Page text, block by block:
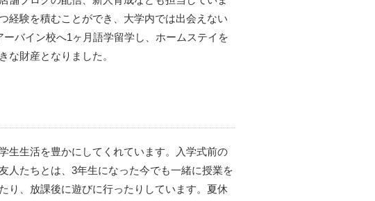
経験を積むことができ、大学内では出会えない
バイン校へ1ヶ月語学留学し、ホームステイを
な財産となりました。
生生活を豊かにしてくれています。入学式前の
人たちとは、3年生になった今でも一緒に授業を
り、放課後に遊びに行ったりしています。夏休